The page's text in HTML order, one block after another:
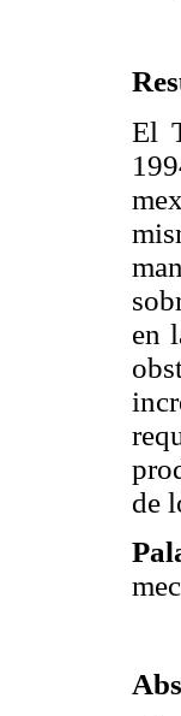
El
en
de